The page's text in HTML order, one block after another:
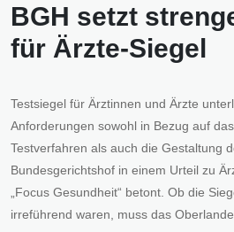
BGH setzt
für Ärzte-Siegel
Testsiegel für Ärztinnen und Ärzte
Anforderungen sowohl in Bezug auf
Testverfahren als auch die Gestaltung
Bundesgerichtshof in einem Urteil zu
„Focus Gesundheit“ betont. Ob die
irreführend waren, muss das